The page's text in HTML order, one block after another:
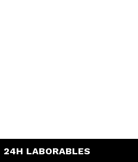
24H LABORABLES